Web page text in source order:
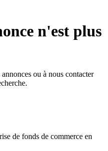
n'est plus
ou à nous contacter
de fonds de commerce en